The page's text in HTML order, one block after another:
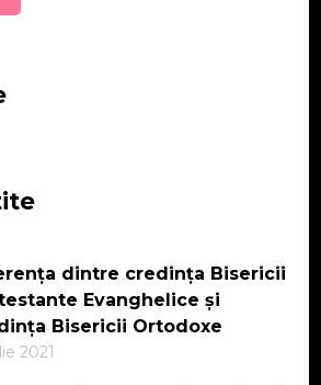
dintre credința Bisericii
Evanghelice și
Bisericii Ortodoxe
2021